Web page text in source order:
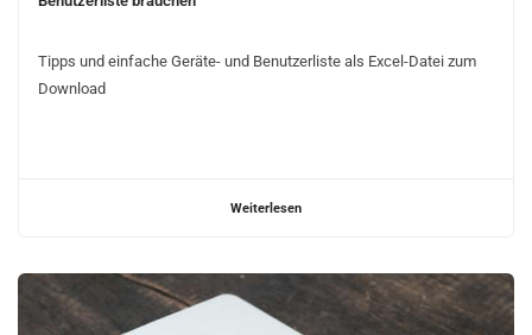
Tipps und einfache Geräte- und Benutzerliste als Excel-Datei zum
Download
Weiterlesen